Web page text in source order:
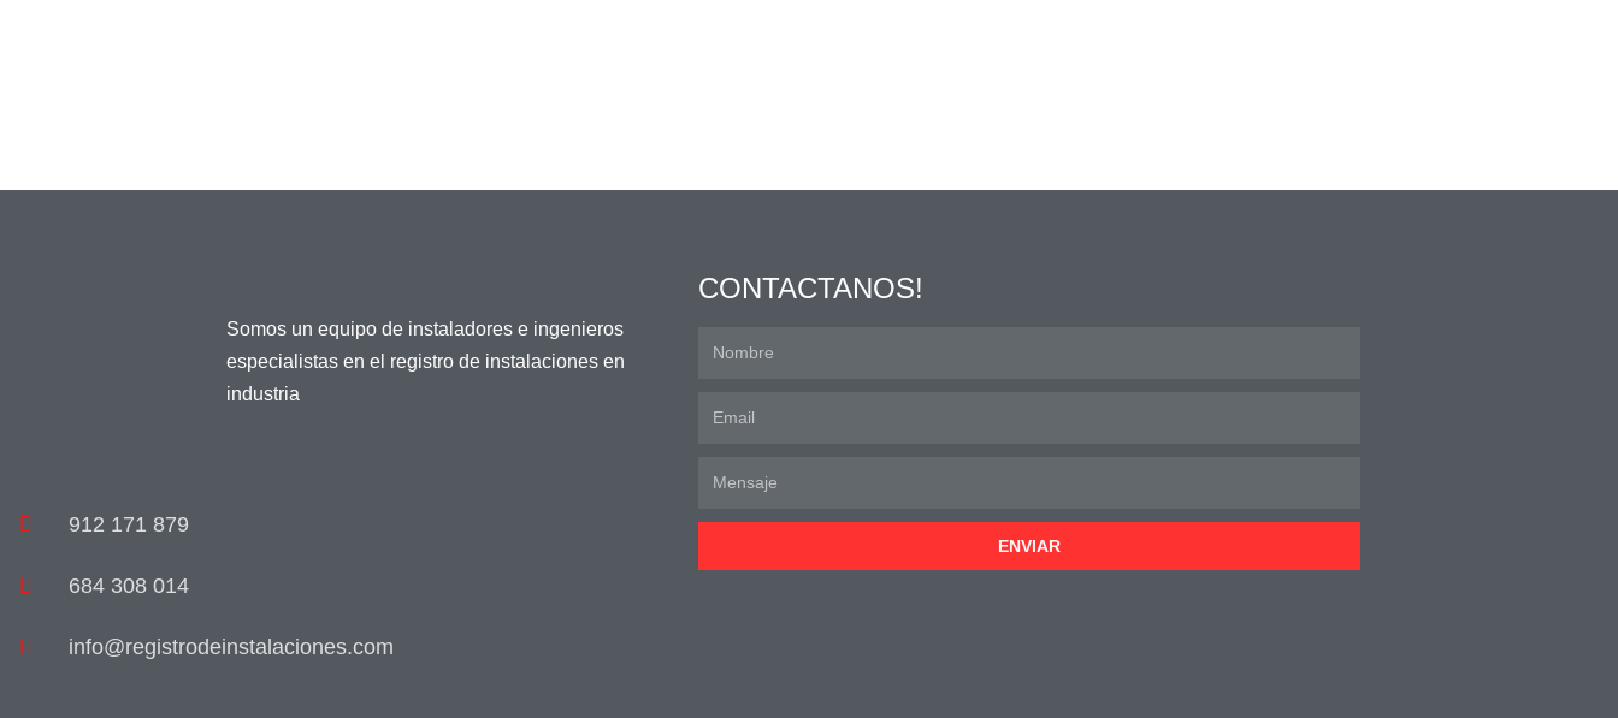
Somos un equipo de instaladores e ingenieros
especialistas en el registro de instalaciones en
industria
912 171 879
684 308 014
info@registrodeinstalaciones.com
CONTACTANOS!
ENVIAR